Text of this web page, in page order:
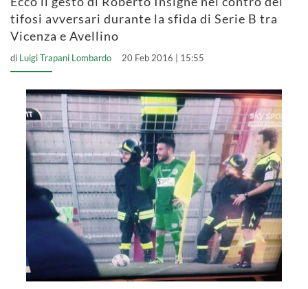
tifosi avversari durante la sfida di Serie B tra
Vicenza e Avellino
di Luigi Trapani Lombardo 20 Feb 2016 | 15:55